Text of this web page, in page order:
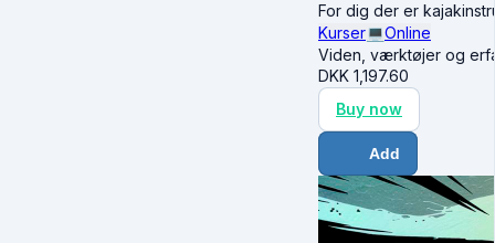
For dig der er
Kurser💻Online
Viden, værktøjer og
DKK 1,197.60
Buy now
Add